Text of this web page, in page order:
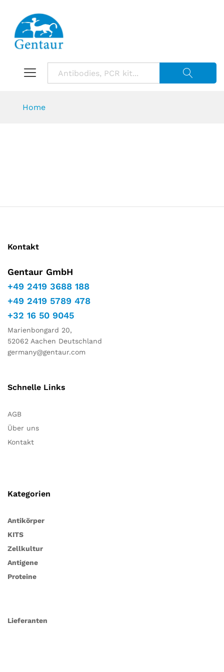
Home
Kontakt
Gentaur GmbH
+49 2419 3688 188
+49 2419 5789 478
+32 16 50 9045
Marienbongard 20,
52062 Aachen Deutschland
germany@gentaur.com
Schnelle Links
AGB
Über uns
Kontakt
Kategorien
Antikörper
KITS
Zellkultur
Antigene
Proteine
Lieferanten